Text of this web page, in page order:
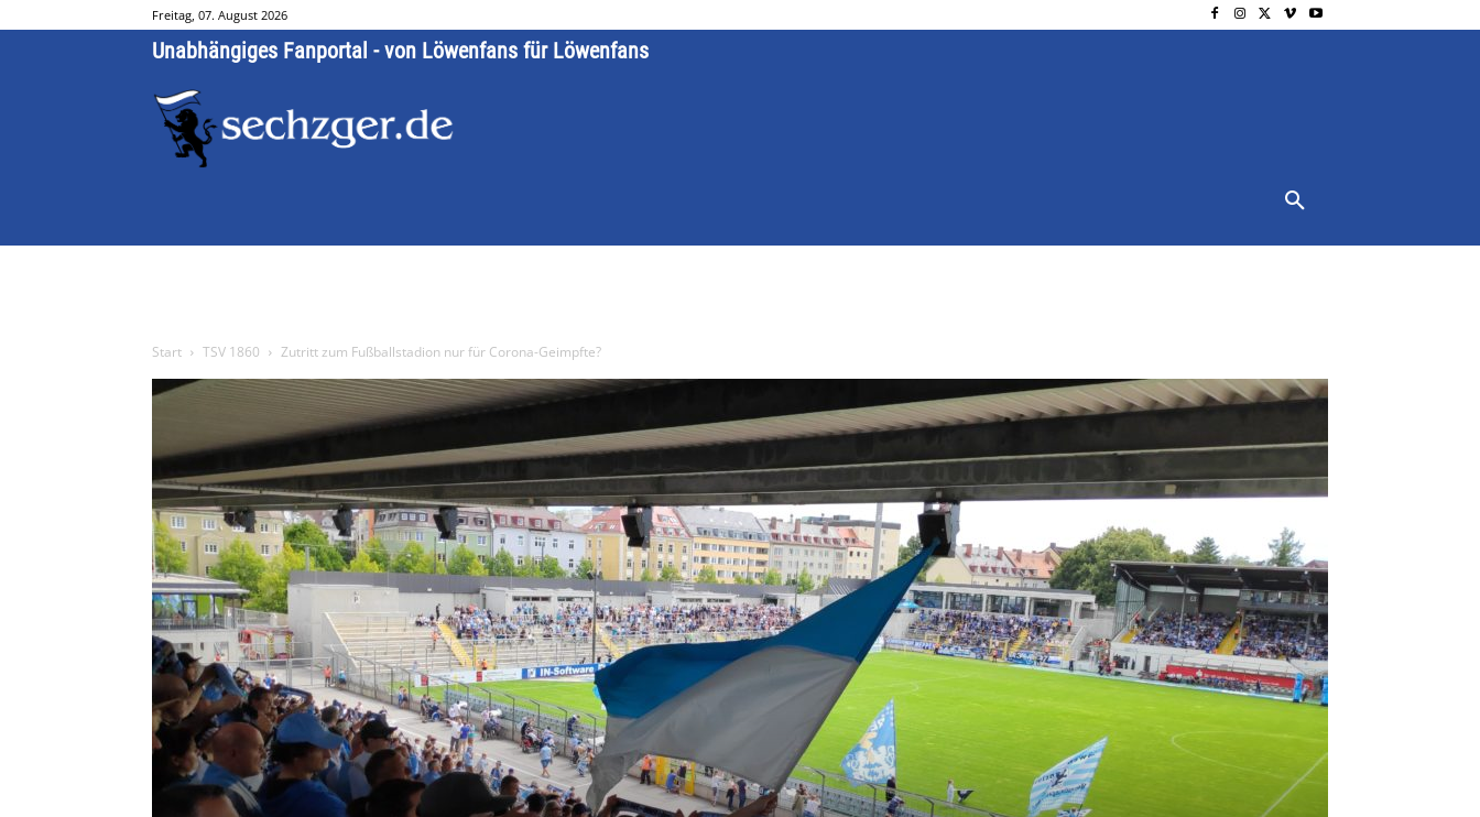
Freitag, 07. August 2026
Unabhängiges Fanportal - von Löwenfans für Löwenfans
Start TSV 1860 Zutritt zum Fußballstadion nur für Corona-Geimpfte?